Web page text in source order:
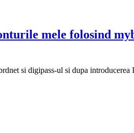
mele folosind
si digipass-ul si dupa